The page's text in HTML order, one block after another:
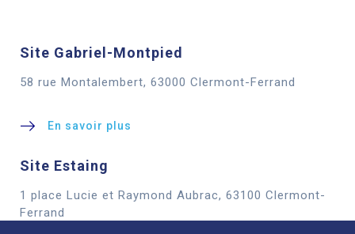
Site Gabriel-Montpied
58 rue Montalembert, 63000 Clermont-Ferrand
En savoir plus
Site Estaing
1 place Lucie et Raymond Aubrac, 63100 Clermont-
Ferrand